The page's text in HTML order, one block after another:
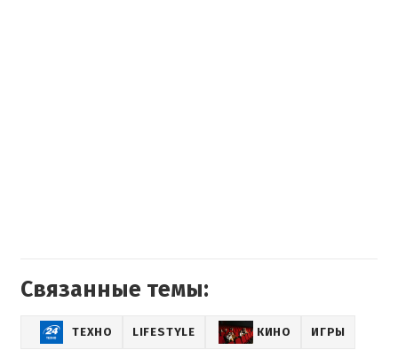
Связанные темы:
ТЕХНО LIFESTYLE КИНО ИГРЫ